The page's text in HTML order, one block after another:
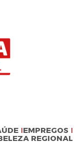
EMPREGOS
REGIONAL